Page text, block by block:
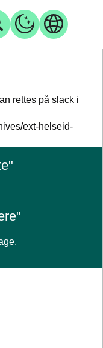
rettes på slack i
ext-helseid-